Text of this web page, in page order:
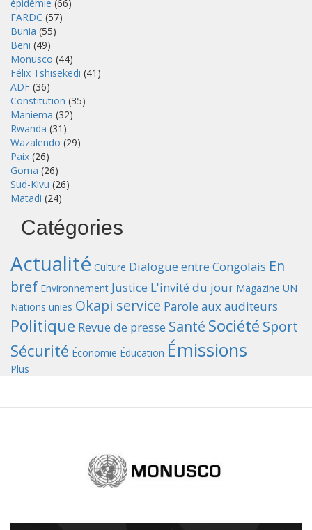
épidémie (66)
FARDC (57)
Bunia (55)
Beni (49)
Monusco (44)
Félix Tshisekedi (41)
ADF (36)
Constitution (35)
Maniema (32)
Rwanda (31)
Wazalendo (29)
Paix (26)
Goma (26)
Sud-Kivu (26)
Matadi (24)
Catégories
Actualité Culture Dialogue entre Congolais En
bref Environnement Justice L'invité du jour Magazine UN
Nations unies Okapi service Parole aux auditeurs
Politique Revue de presse Santé Société Sport
Sécurité Économie Éducation Émissions
Plus